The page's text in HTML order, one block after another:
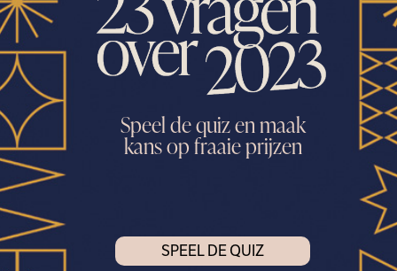
Speel de quiz en maak
kans op fraaie prijzen
SPEEL DE QUIZ